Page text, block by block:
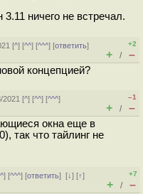
3.11 ничего не встречал.
[^] [^^] [^^^] [ответить]
+2
+ / –
концепцией?
2021 [^] [^^] [^^^]
–1
+ / –
окна еще в
так что тайлинг не
] [^^^] [ответить][↓] [↑]
+7
+ / –